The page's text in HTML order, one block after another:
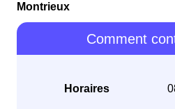
Montrieux
Comment
Horaires